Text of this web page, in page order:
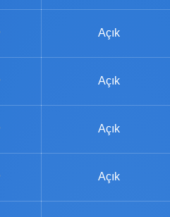
Açık
Açık
Açık
Açık